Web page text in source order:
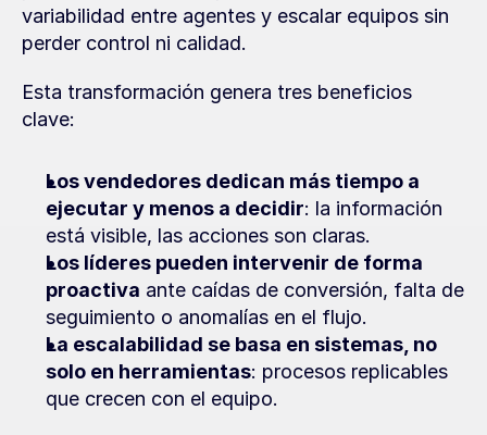
variabilidad entre agentes y escalar equipos sin
perder control ni calidad.
Esta transformación genera tres beneficios
clave:
Los vendedores dedican más tiempo a
ejecutar y menos a decidir: la información
está visible, las acciones son claras.
Los líderes pueden intervenir de forma
proactiva ante caídas de conversión, falta de
seguimiento o anomalías en el flujo.
La escalabilidad se basa en sistemas, no
solo en herramientas: procesos replicables
que crecen con el equipo.